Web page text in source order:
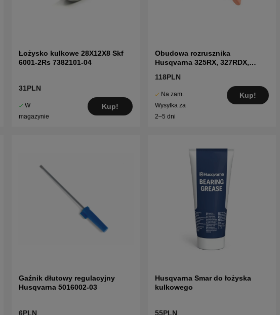
Łożysko kulkowe 28X12X8 Skf
6001-2Rs 7382101-04
31PLN
W
magazynie
Kup!
Obudowa rozrusznika
Husqvarna 325RX, 327RDX,
118PLN
Na zam.
Wysyłka za
2–5 dni
Kup!
Gaźnik dłutowy regulacyjny
Husqvarna 5016002-03
6PLN
Husqvarna Smar do łożyska
kulkowego
55PLN